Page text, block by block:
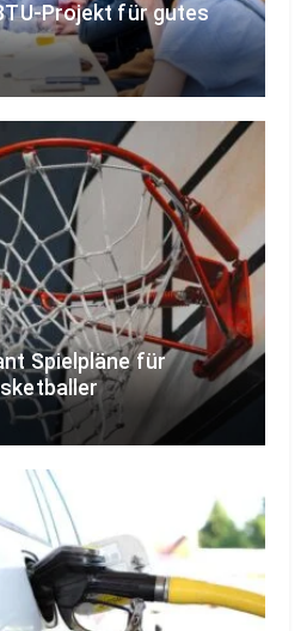
Projekt für gutes
Spielpläne für